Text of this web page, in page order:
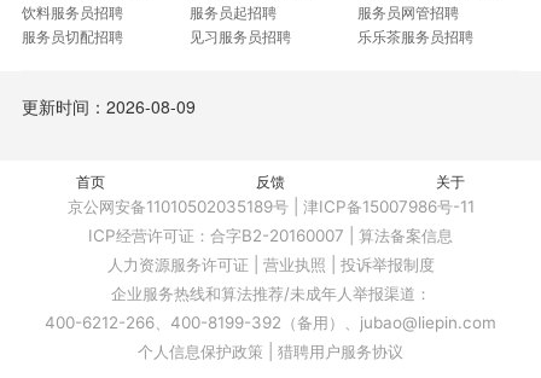
饮料服务员招聘
服务员起招聘
服务员网管招聘
服务员切配招聘
见习服务员招聘
乐乐茶服务员招聘
高铁餐车服务员招聘
内部餐厅服务员招聘
高端中餐厅服务员招聘
酒店男女宾服务员招聘
更新时间：2026-08-09
首页 反馈 关于